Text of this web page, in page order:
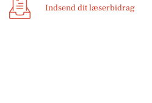
Indsend dit læserbidrag